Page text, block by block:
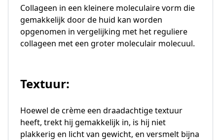
Collageen in een kleinere moleculaire vorm die
gemakkelijk door de huid kan worden
opgenomen in vergelijking met het reguliere
collageen met een groter moleculair molecuul.
Textuur:
Hoewel de crème een draadachtige textuur
heeft, trekt hij gemakkelijk in, is hij niet
plakkerig en licht van gewicht, en versmelt bijna